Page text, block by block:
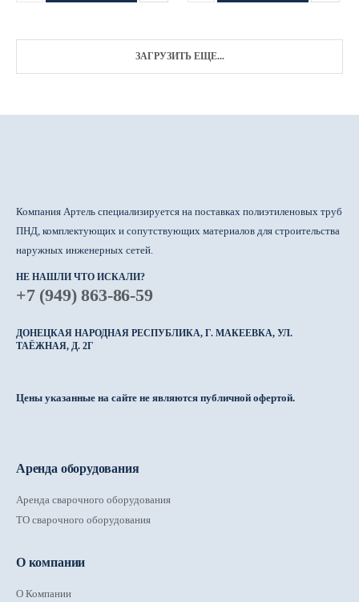
ЗАГРУЗИТЬ ЕЩЕ...
Компания Артель специализируется на поставках полиэтиленовых труб
ПНД, комплектующих и сопутствующих материалов для строительства
наружных инженерных сетей.
НЕ НАШЛИ ЧТО ИСКАЛИ?
+7 (949) 863-86-59
ДОНЕЦКАЯ НАРОДНАЯ РЕСПУБЛИКА, Г. МАКЕЕВКА, УЛ.
ТАЁЖНАЯ, Д. 2Г
Цены указанные на сайте не являются публичной офертой.
Аренда оборудования
Аренда сварочного оборудования
ТО сварочного оборудования
О компании
О Компании